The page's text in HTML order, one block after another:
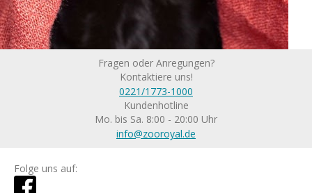
Fragen oder Anregungen?
Kontaktiere uns!
0221/1773-1000
Kundenhotline
Mo. bis Sa. 8:00 - 20:00 Uhr
info@zooroyal.de
Folge uns auf: